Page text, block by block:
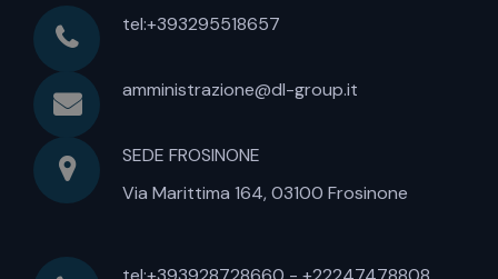
tel:+393295518657
amministrazione@dl-group.it
SEDE FROSINONE
Via Marittima 164, 03100 Frosinone